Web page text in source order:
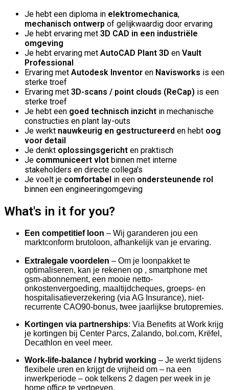
Je hebt een diploma in elektromechanica,
mechanisch ontwerp of gelijkwaardig door ervaring
Je hebt ervaring met 3D CAD in een industriële
omgeving
Je hebt ervaring met AutoCAD Plant 3D en Vault
Professional
Ervaring met Autodesk Inventor en Navisworks is een
sterke troef
Ervaring met 3D-scans / point clouds (ReCap) is een
sterke troef
Je hebt een goed technisch inzicht in mechanische
constructies en plant lay-outs
Je werkt nauwkeurig en gestructureerd en hebt oog
voor detail
Je denkt oplossingsgericht en praktisch
Je communiceert vlot binnen met interne
stakeholders en directe collega's
Je voelt je comfortabel in een ondersteunende rol
binnen een engineeringomgeving
What's in it for you?
Een competitief loon – Wij garanderen jou een
marktconform brutoloon, afhankelijk van je ervaring.
Extralegale voordelen – Om je loonpakket te
optimaliseren, kan je rekenen op , smartphone met
gsm-abonnement, een mooie netto-
onkostenvergoeding, maaltijdcheques, groeps- en
hospitalisatieverzekering (via AG Insurance), niet-
recurrente CAO90-bonus, twee jaarlijkse brutopremies.
Kortingen via partnerships: Via Benefits at Work krijg
je kortingen bij Center Parcs, Zalando, bol.com, Krëfel,
Decathlon en veel meer.
Work-life-balance / hybrid working – Je werkt tijdens
flexibele uren en krijgt de vrijheid om – na een
inwerkperiode – ook telkens 2 dagen per week in je
home office te vertoeven.